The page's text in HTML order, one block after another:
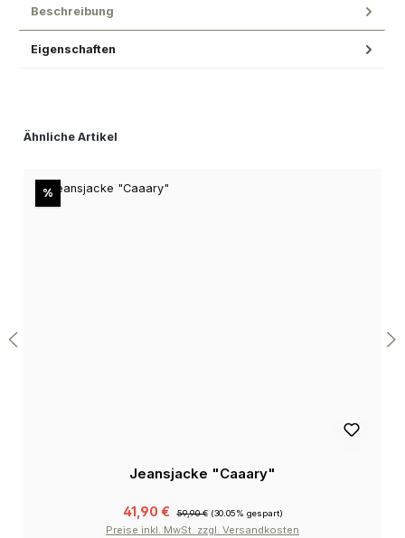
Beschreibung
Eigenschaften
Produktgalerie überspringen
Ähnliche Artikel
%Rabatt
Jeansjacke "Caaary"
41,90 € 59,90 € (30.05% gespart)
Preise inkl. MwSt. zzgl. Versandkosten